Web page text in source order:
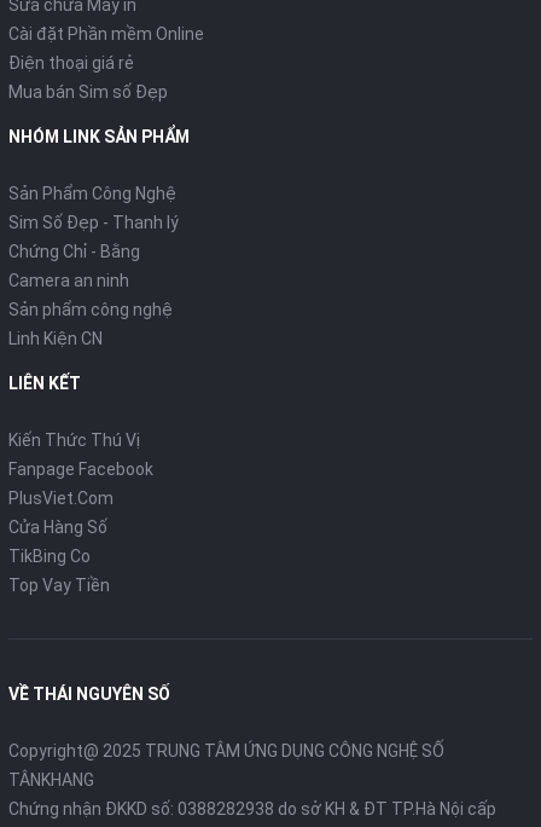
Sửa chữa Máy in
Cài đặt Phần mềm Online
Điện thoại giá rẻ
Mua bán Sim số Đẹp
NHÓM LINK SẢN PHẨM
Sản Phẩm Công Nghệ
Sim Số Đẹp - Thanh lý
Chứng Chỉ - Bằng
Camera an ninh
Sản phẩm công nghệ
Linh Kiện CN
LIÊN KẾT
Kiến Thức Thú Vị
Fanpage Facebook
PlusViet.Com
Cửa Hàng Số
TikBing Co
Top Vay Tiền
VỀ THÁI NGUYÊN SỐ
Copyright@ 2025 TRUNG TÂM ỨNG DỤNG CÔNG NGHỆ SỐ
TÂNKHANG
Chứng nhận ĐKKD số: 0388282938 do sở KH & ĐT TP.Hà Nội cấp